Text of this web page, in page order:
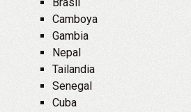
Camboya
Gambia
Nepal
Tailandia
Senegal
Cuba